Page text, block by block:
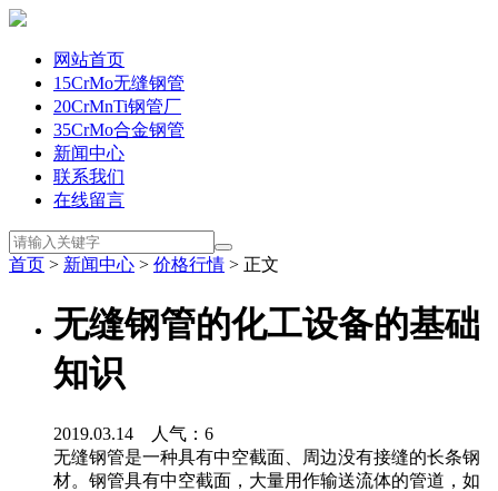
网站首页
15CrMo无缝钢管
20CrMnTi钢管厂
35CrMo合金钢管
新闻中心
联系我们
在线留言
首页 > 新闻中心 > 价格行情 > 正文
无缝钢管的化工设备的基础
知识
2019.03.14 人气： 6
无缝钢管是一种具有中空截面、周边没有接缝的长条钢
材。钢管具有中空截面，大量用作输送流体的管道，如